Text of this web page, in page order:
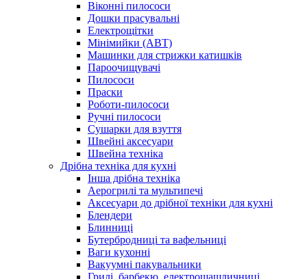
Віконні пилососи
Дошки прасувальні
Електрощітки
Мінімийки (АВТ)
Машинки для стрижки катишків
Пароочищувачі
Пилососи
Праски
Роботи-пилососи
Ручні пилососи
Сушарки для взуття
Швейні аксесуари
Швейна техніка
Дрібна техніка для кухні
Інша дрібна техніка
Аерогрилі та мультипечі
Аксесуари до дрібної техніки для кухні
Блендери
Блинниці
Бутербродниці та вафельниці
Ваги кухонні
Вакуумні пакувальники
Грилі, барбекю, електрошашличниці